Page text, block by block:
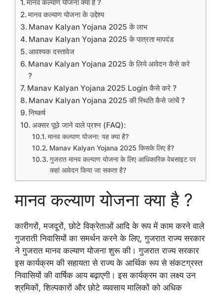
मानव कल्याण योजना क्या है ?
मानव कल्याण योजना के उद्देश्य
Manav Kalyan Yojana 2025 के लाभ
Manav Kalyan Yojana 2025 के पात्रता मापदंड
आवश्यक दस्तावेज
Manav Kalyan Yojana 2025 के लिये आवेदन कैसे करे
?
Manav Kalyan Yojana 2025 Login कैसे करे ?
Manav Kalyan Yojana 2025 की स्थिति कैसे जांचें ?
निष्कर्ष
अक्सर पूछे जाने वाले प्रश्न (FAQ):
मानव कल्याण योजना: यह क्या है?
Manav Kalyan Yojana 2025 किसके लिए है?
गुजरात मानव कल्याण योजना के लिए आधिकारिक वेबसाइट पर
कहां आवेदन किया जा सकता है?
मानव कल्याण योजना क्या है ?
कारीगरों, मजदूरों, छोटे विक्रेताओं आदि के रूप में काम करने वाले
गुजराती निवासियों का समर्थन करने के लिए, गुजरात राज्य सरकार
ने गुजरात मानव कल्याण योजना शुरू की। गुजरात राज्य सरकार
इस कार्यक्रम की सहायता से राज्य के आर्थिक रूप से संकटग्रस्त
निवासियों की वार्षिक आय बढ़ाएगी। इस कार्यक्रम का लक्ष्य उन
श्रमिकों, शिल्पकारों और छोटे व्यवसाय मालिकों को अधिक